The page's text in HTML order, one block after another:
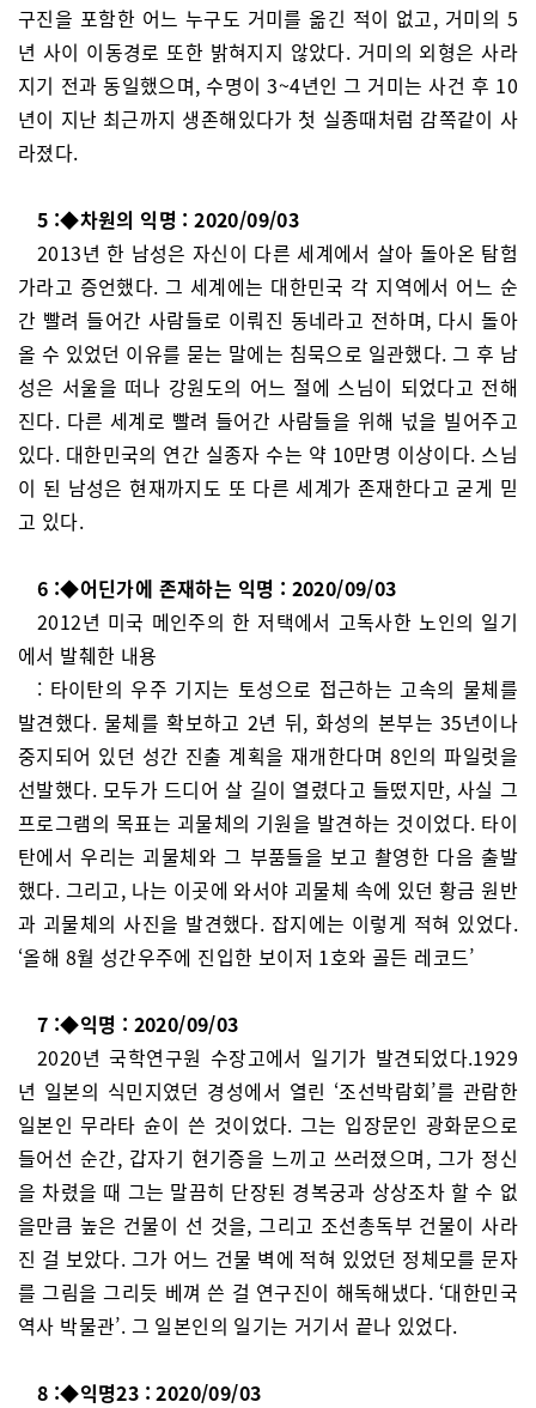
구진을 포함한 어느 누구도 거미를 옮긴 적이 없고, 거미의 5
년 사이 이동경로 또한 밝혀지지 않았다. 거미의 외형은 사라
지기 전과 동일했으며, 수명이 3~4년인 그 거미는 사건 후 10
년이 지난 최근까지 생존해있다가 첫 실종때처럼 감쪽같이 사
라졌다.
5 :◆차원의 익명 : 2020/09/03
2013년 한 남성은 자신이 다른 세계에서 살아 돌아온 탐험
가라고 증언했다. 그 세계에는 대한민국 각 지역에서 어느 순
간 빨려 들어간 사람들로 이뤄진 동네라고 전하며, 다시 돌아
올 수 있었던 이유를 묻는 말에는 침묵으로 일관했다. 그 후 남
성은 서울을 떠나 강원도의 어느 절에 스님이 되었다고 전해
진다. 다른 세계로 빨려 들어간 사람들을 위해 넋을 빌어주고
있다. 대한민국의 연간 실종자 수는 약 10만명 이상이다. 스님
이 된 남성은 현재까지도 또 다른 세계가 존재한다고 굳게 믿
고 있다.
6 :◆어딘가에 존재하는 익명 : 2020/09/03
2012년 미국 메인주의 한 저택에서 고독사한 노인의 일기
에서 발췌한 내용
: 타이탄의 우주 기지는 토성으로 접근하는 고속의 물체를
발견했다. 물체를 확보하고 2년 뒤, 화성의 본부는 35년이나
중지되어 있던 성간 진출 계획을 재개한다며 8인의 파일럿을
선발했다. 모두가 드디어 살 길이 열렸다고 들떴지만, 사실 그
프로그램의 목표는 괴물체의 기원을 발견하는 것이었다. 타이
탄에서 우리는 괴물체와 그 부품들을 보고 촬영한 다음 출발
했다. 그리고, 나는 이곳에 와서야 괴물체 속에 있던 황금 원반
과 괴물체의 사진을 발견했다. 잡지에는 이렇게 적혀 있었다.
‘올해 8월 성간우주에 진입한 보이저 1호와 골든 레코드’
7 :◆익명 : 2020/09/03
2020년 국학연구원 수장고에서 일기가 발견되었다.1929
년 일본의 식민지였던 경성에서 열린 ‘조선박람회’를 관람한
일본인 무라타 슌이 쓴 것이었다. 그는 입장문인 광화문으로
들어선 순간, 갑자기 현기증을 느끼고 쓰러졌으며, 그가 정신
을 차렸을 때 그는 말끔히 단장된 경복궁과 상상조차 할 수 없
을만큼 높은 건물이 선 것을, 그리고 조선총독부 건물이 사라
진 걸 보았다. 그가 어느 건물 벽에 적혀 있었던 정체모를 문자
를 그림을 그리듯 베껴 쓴 걸 연구진이 해독해냈다. ‘대한민국
역사 박물관’. 그 일본인의 일기는 거기서 끝나 있었다.
8 :◆익명23 : 2020/09/03